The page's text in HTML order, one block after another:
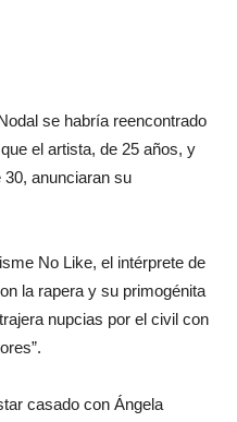
se habría reencontrado
el artista, de 25 años, y
anunciaran su
No Like, el intérprete de
la rapera y su primogénita
nupcias por el civil con
casado con Ángela